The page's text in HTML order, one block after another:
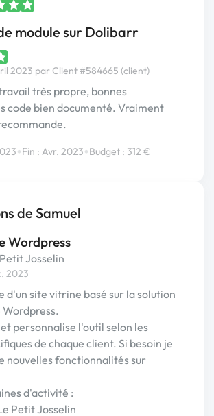
module sur Dolibarr
2023 par Client #584665 (client)
très propre, bonnes
code bien documenté. Vraiment
•Fin : Avr. 2023•Budget : 312 €
de Samuel
Wordpress
Josselin
2023
d'un site vitrine basé sur la solution
personnalise l'outil selon les
de chaque client. Si besoin je
nouvelles fonctionnalités sur
d'activité :
Petit Josselin